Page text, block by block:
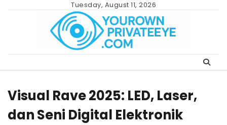
Tuesday, August 11, 2026
Visual Rave 2025: LED, Laser,
dan Seni Digital Elektronik